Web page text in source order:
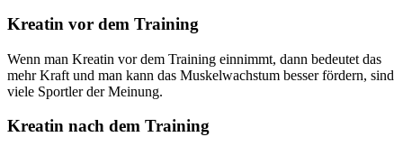
Kreatin vor dem Training
Wenn man Kreatin vor dem Training einnimmt, dann bedeutet das
mehr Kraft und man kann das Muskelwachstum besser fördern, sind
viele Sportler der Meinung.
Kreatin nach dem Training